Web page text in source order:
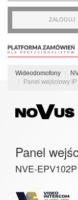
ZALOGUJ
Wideodomofony
Panel wejściowy
Panel
NVE-EPV102P